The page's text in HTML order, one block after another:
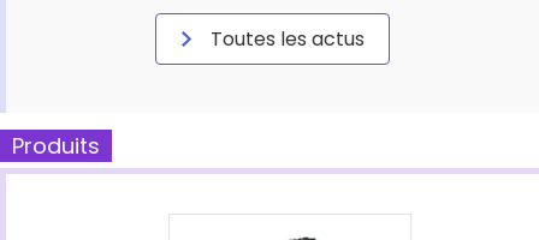
Toutes les actus
Produits